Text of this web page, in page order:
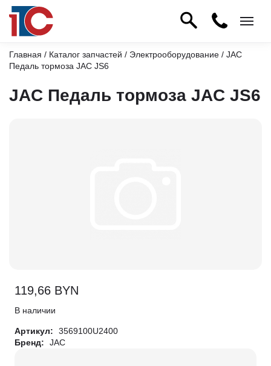
Главная / Каталог запчастей / Электрооборудование / JAC
Педаль тормоза JAC JS6
JAC Педаль тормоза JAC JS6
119,66 BYN
В наличии
Артикул:
3569100U2400
Бренд:
JAC